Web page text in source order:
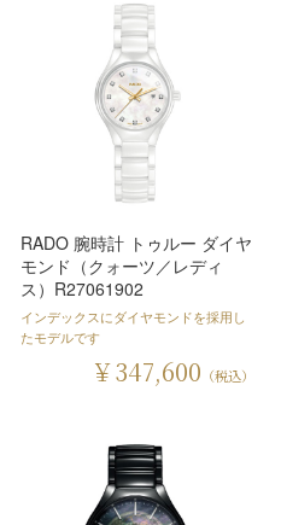
RADO 腕時計 トゥルー ダイヤ
モンド（クォーツ／レディ
ス）R27061902
インデックスにダイヤモンドを採用し
たモデルです
￥347,600 （税込）